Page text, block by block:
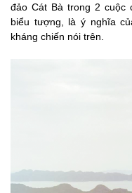
đảo Cát Bà trong 2 cuộc
biểu tượng, là ý nghĩa
kháng chiến nói trên.